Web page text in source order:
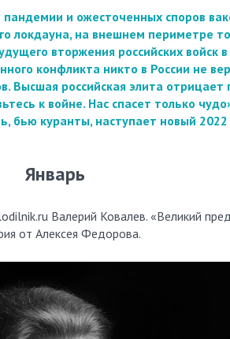
пандемии и ожесточенных споров
локдауна, на внешнем периметре
вторжения российских войск в
конфликта никто в России не
Высшая российская элита
к войне. Нас спасет только
бью куранты, наступает новый 2022
Январь
Валерий Ковалев. «Великий
от Алексея Федорова.